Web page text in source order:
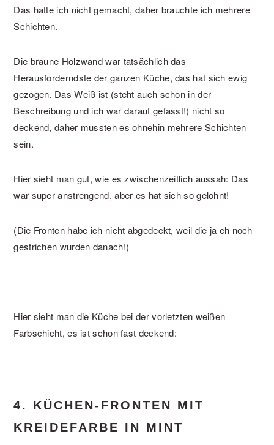
Das hatte ich nicht gemacht, daher brauchte ich mehrere
Schichten.
Die braune Holzwand war tatsächlich das
Herausforderndste der ganzen Küche, das hat sich ewig
gezogen. Das Weiß ist (steht auch schon in der
Beschreibung und ich war darauf gefasst!) nicht so
deckend, daher mussten es ohnehin mehrere Schichten
sein.
Hier sieht man gut, wie es zwischenzeitlich aussah: Das
war super anstrengend, aber es hat sich so gelohnt!
(Die Fronten habe ich nicht abgedeckt, weil die ja eh noch
gestrichen wurden danach!)
Hier sieht man die Küche bei der vorletzten weißen
Farbschicht, es ist schon fast deckend:
4. KÜCHEN-FRONTEN MIT
KREIDEFARBE IN MINT